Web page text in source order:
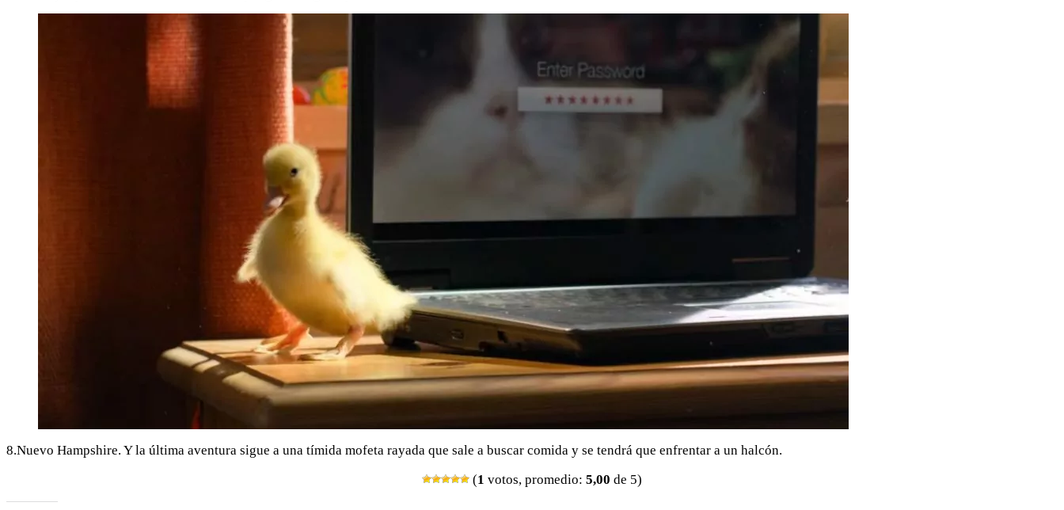
8.Nuevo Hampshire. Y la última aventura sigue a una tímida mofeta rayada que sale a buscar comida y se tendrá que enfrentar a un halcón.
(1 votos, promedio: 5,00 de 5)